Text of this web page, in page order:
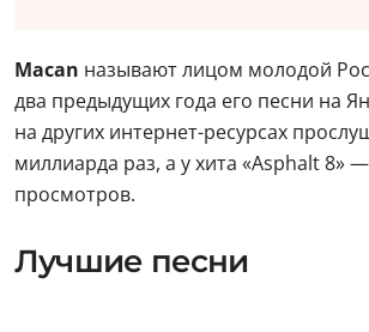
Macan называют лицом молодой
два предыдущих года его песни на
на других интернет-ресурсах
миллиарда раз, а у хита «Asphalt 8»
просмотров.
Лучшие песни